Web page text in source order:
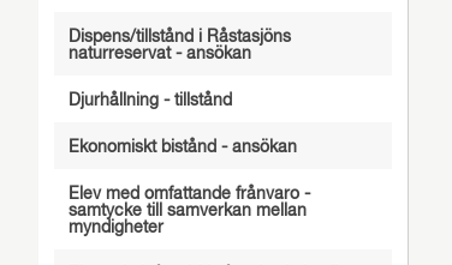
Dispens/tillstånd i Råstasjöns
naturreservat - ansökan
Djurhållning - tillstånd
Ekonomiskt bistånd - ansökan
Elev med omfattande frånvaro -
samtycke till samverkan mellan
myndigheter